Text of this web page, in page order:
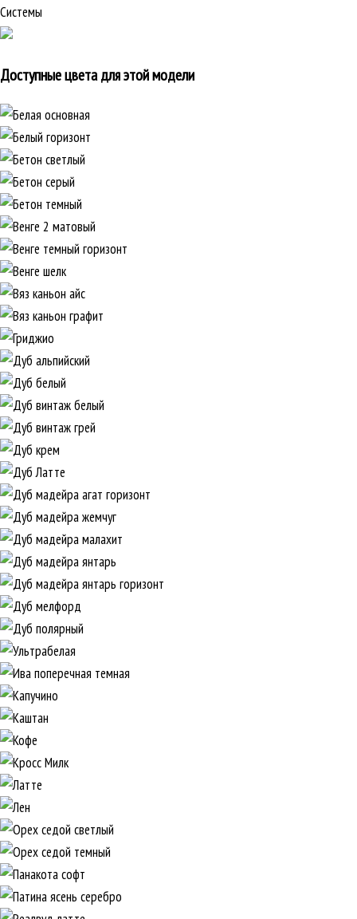
Cистемы
Доступные цвета для этой модели